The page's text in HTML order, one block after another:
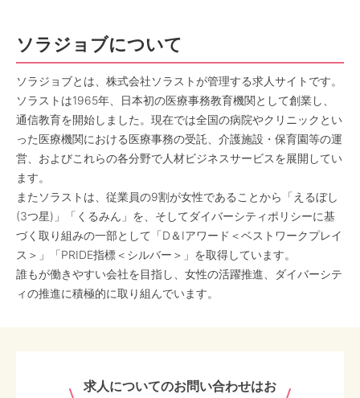
ソラジョブについて
ソラジョブとは、株式会社ソラストが管理する求人サイトです。
ソラストは1965年、日本初の医療事務教育機関として創業し、
通信教育を開始しました。現在では全国の病院やクリニックとい
った医療機関における医療事務の受託、介護施設・保育園等の運
営、およびこれらの各分野で人材ビジネスサービスを展開してい
ます。
またソラストは、従業員の9割が女性であることから「えるぼし
(3つ星)」「くるみん」を、そしてダイバーシティポリシーに基
づく取り組みの一部として「D＆Iアワード＜ベストワークプレイ
ス＞」「PRIDE指標＜シルバー＞」を取得しています。
誰もが働きやすい会社を目指し、女性の活躍推進、ダイバーシテ
ィの推進に積極的に取り組んでいます。
求人についてのお問い合わせはお